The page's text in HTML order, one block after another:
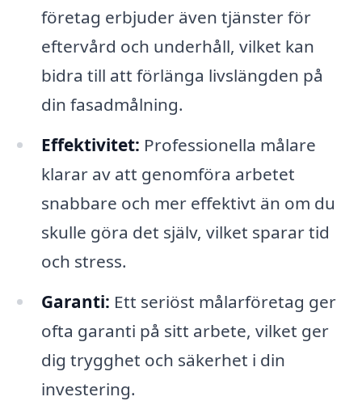
företag erbjuder även tjänster för
eftervård och underhåll, vilket kan
bidra till att förlänga livslängden på
din fasadmålning.
Effektivitet: Professionella målare
klarar av att genomföra arbetet
snabbare och mer effektivt än om du
skulle göra det själv, vilket sparar tid
och stress.
Garanti: Ett seriöst målarföretag ger
ofta garanti på sitt arbete, vilket ger
dig trygghet och säkerhet i din
investering.